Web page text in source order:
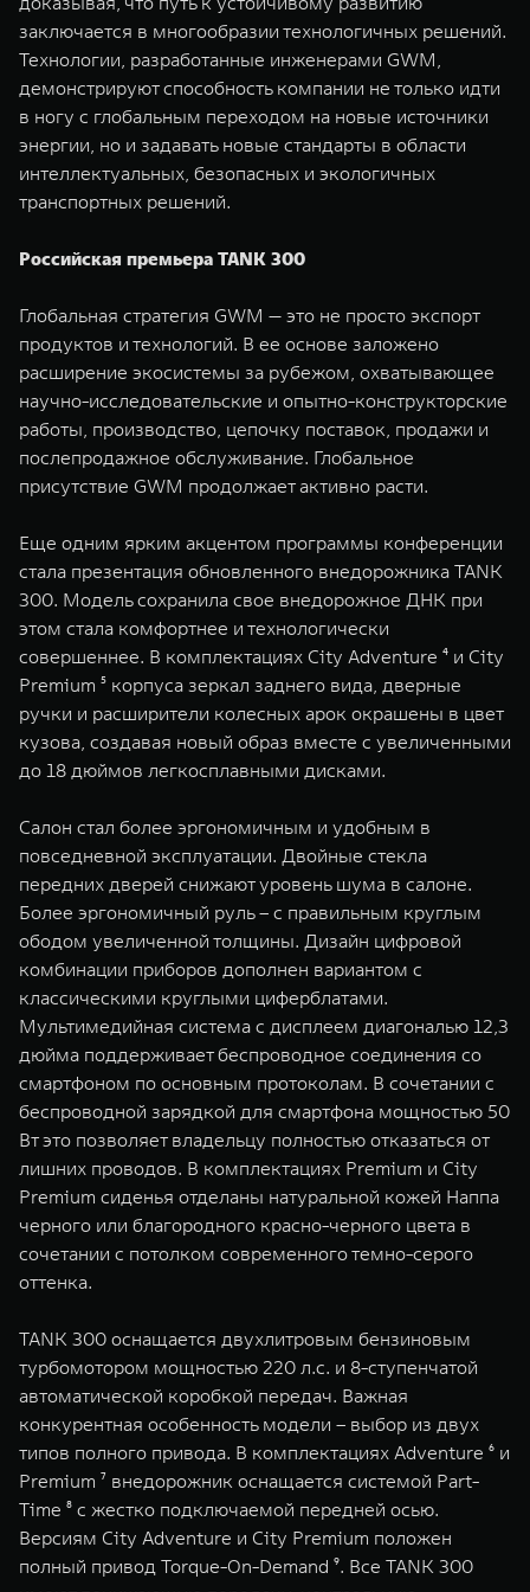
заключается в многообразии технологичных решений.
Технологии, разработанные инженерами GWM,
демонстрируют способность компании не только идти
в ногу с глобальным переходом на новые источники
энергии, но и задавать новые стандарты в области
интеллектуальных, безопасных и экологичных
транспортных решений.
Российская премьера TANK 300
Глобальная стратегия GWM — это не просто экспорт
продуктов и технологий. В ее основе заложено
расширение экосистемы за рубежом, охватывающее
научно-исследовательские и опытно-конструкторские
работы, производство, цепочку поставок, продажи и
послепродажное обслуживание. Глобальное
присутствие GWM продолжает активно расти.
Еще одним ярким акцентом программы конференции
стала презентация обновленного внедорожника TANK
300. Модель сохранила свое внедорожное ДНК при
этом стала комфортнее и технологически
совершеннее. В комплектациях City Adventure ⁴ и City
Premium ⁵ корпуса зеркал заднего вида, дверные
ручки и расширители колесных арок окрашены в цвет
кузова, создавая новый образ вместе с увеличенными
до 18 дюймов легкосплавными дисками.
Салон стал более эргономичным и удобным в
повседневной эксплуатации. Двойные стекла
передних дверей снижают уровень шума в салоне.
Более эргономичный руль – с правильным круглым
ободом увеличенной толщины. Дизайн цифровой
комбинации приборов дополнен вариантом с
классическими круглыми циферблатами.
Мультимедийная система с дисплеем диагональю 12,3
дюйма поддерживает беспроводное соединения со
смартфоном по основным протоколам. В сочетании с
беспроводной зарядкой для смартфона мощностью 50
Вт это позволяет владельцу полностью отказаться от
лишних проводов. В комплектациях Premium и City
Premium сиденья отделаны натуральной кожей Наппа
черного или благородного красно-черного цвета в
сочетании с потолком современного темно-серого
оттенка.
TANK 300 оснащается двухлитровым бензиновым
турбомотором мощностью 220 л.с. и 8-ступенчатой
автоматической коробкой передач. Важная
конкурентная особенность модели – выбор из двух
типов полного привода. В комплектациях Adventure ⁶ и
Premium ⁷ внедорожник оснащается системой Part-
Time ⁸ с жестко подключаемой передней осью.
Версиям City Adventure и City Premium положен
полный привод Torque-On-Demand ⁹. Все TANK 300